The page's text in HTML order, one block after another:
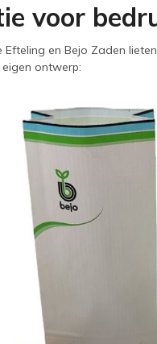
voor
Efteling en Bejo Zaden
ontwerp: